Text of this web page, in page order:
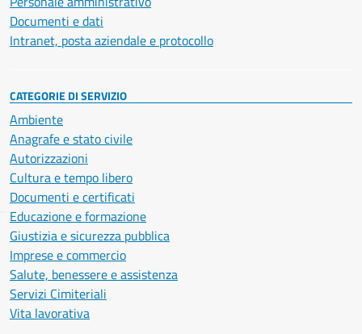
Documenti e dati
Intranet, posta aziendale e protocollo
CATEGORIE DI SERVIZIO
Ambiente
Anagrafe e stato civile
Autorizzazioni
Cultura e tempo libero
Documenti e certificati
Educazione e formazione
Giustizia e sicurezza pubblica
Imprese e commercio
Salute, benessere e assistenza
Servizi Cimiteriali
Vita lavorativa